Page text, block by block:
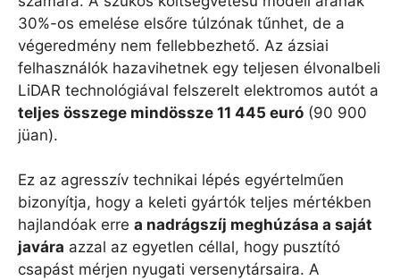
30%-os emelése elsőre túlzónak tűnhet, de a
végeredmény nem fellebbezhető. Az ázsiai
felhasználók hazavihetnek egy teljesen élvonalbeli
LiDAR technológiával felszerelt elektromos autót a
teljes összege mindössze 11 445 euró (90 900
jüan).
Ez az agresszív technikai lépés egyértelműen
bizonyítja, hogy a keleti gyártók teljes mértékben
hajlandóak erre a nadrágszíj meghúzása a saját
javára azzal az egyetlen céllal, hogy pusztító
csapást mérjen nyugati versenytársaira. A